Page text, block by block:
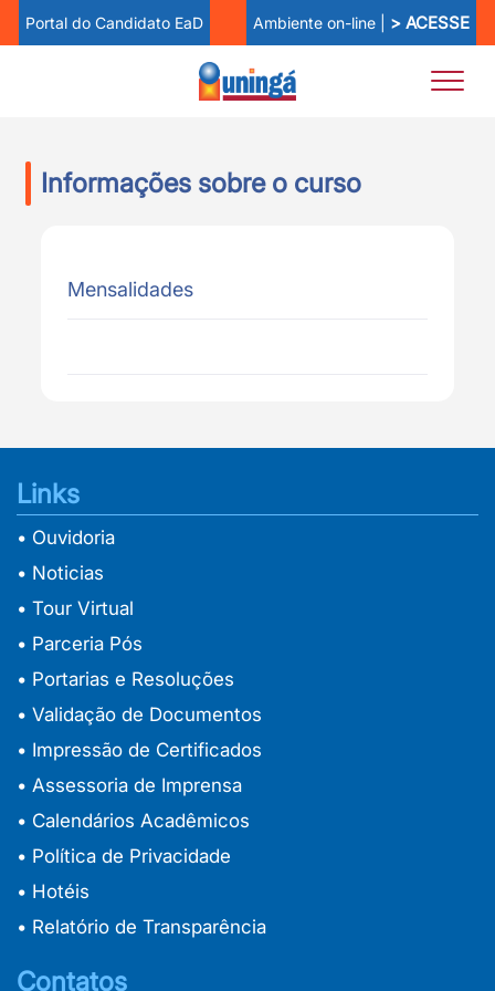
Portal do Candidato EaD Ambiente on-line | > ACESSE
Informações sobre o curso
Mensalidades
Links
• Ouvidoria
• Noticias
• Tour Virtual
• Parceria Pós
• Portarias e Resoluções
• Validação de Documentos
• Impressão de Certificados
• Assessoria de Imprensa
• Calendários Acadêmicos
• Política de Privacidade
• Hotéis
• Relatório de Transparência
Contatos